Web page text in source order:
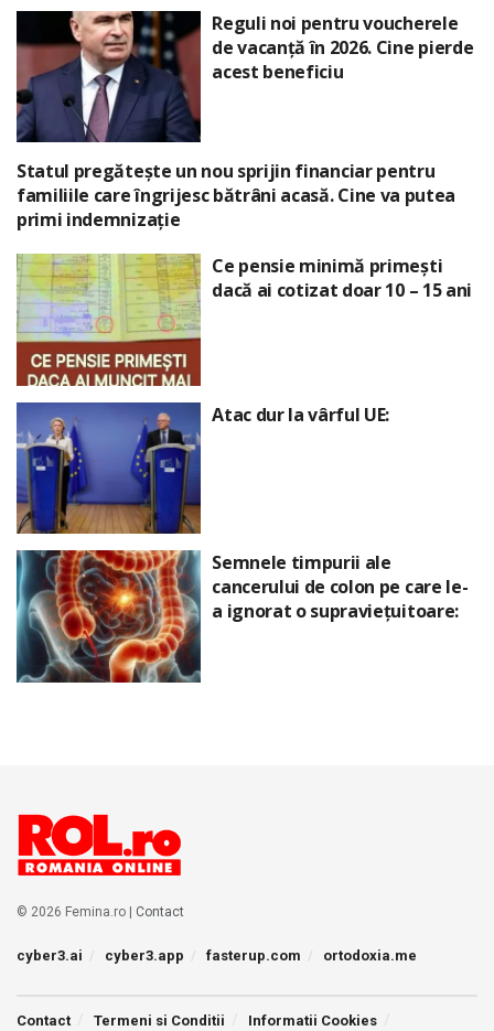
Reguli noi pentru voucherele
de vacanță în 2026. Cine pierde
acest beneficiu
Statul pregătește un nou sprijin financiar pentru
familiile care îngrijesc bătrâni acasă. Cine va putea
primi indemnizație
Ce pensie minimă primești
dacă ai cotizat doar 10 – 15 ani
Atac dur la vârful UE:
Semnele timpurii ale
cancerului de colon pe care le-
a ignorat o supraviețuitoare:
© 2026 Femina.ro | Contact
cyber3.ai cyber3.app fasterup.com ortodoxia.me
Contact Termeni si Conditii Informatii Cookies